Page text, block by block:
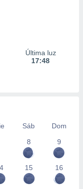
Última luz
17:48
Sáb
Dom
8
9
15 16